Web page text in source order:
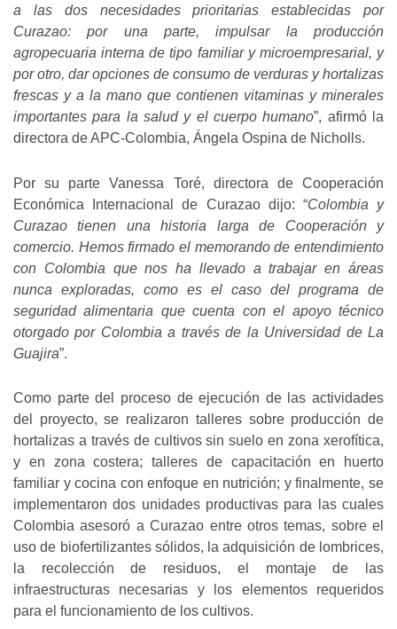
a las dos necesidades prioritarias establecidas por
Curazao: por una parte, impulsar la producción
agropecuaria interna de tipo familiar y microempresarial, y
por otro, dar opciones de consumo de verduras y hortalizas
frescas y a la mano que contienen vitaminas y minerales
importantes para la salud y el cuerpo humano”, afirmó la
directora de APC-Colombia, Ángela Ospina de Nicholls.
Por su parte Vanessa Toré, directora de Cooperación
Económica Internacional de Curazao dijo: “Colombia y
Curazao tienen una historia larga de Cooperación y
comercio. Hemos firmado el memorando de entendimiento
con Colombia que nos ha llevado a trabajar en áreas
nunca exploradas, como es el caso del programa de
seguridad alimentaria que cuenta con el apoyo técnico
otorgado por Colombia a través de la Universidad de La
Guajira”.
Como parte del proceso de ejecución de las actividades
del proyecto, se realizaron talleres sobre producción de
hortalizas a través de cultivos sin suelo en zona xerofítica,
y en zona costera; talleres de capacitación en huerto
familiar y cocina con enfoque en nutrición; y finalmente, se
implementaron dos unidades productivas para las cuales
Colombia asesoró a Curazao entre otros temas, sobre el
uso de biofertilizantes sólidos, la adquisición de lombrices,
la recolección de residuos, el montaje de las
infraestructuras necesarias y los elementos requeridos
para el funcionamiento de los cultivos.